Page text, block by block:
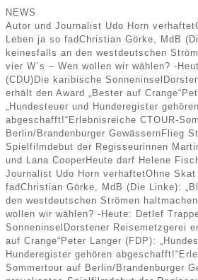
NEWS
Autor und Journalist Udo Horn verhaftet
Leben ja so fadChristian Görke, MdB
keinesfalls an den westdeutschen
vier W´s – Wen wollen wir wählen? -
(CDU) Die karibische Sonneninsel
erhält den Award „Bester auf Crange“
„Hundesteuer und Hunderegister gehören
abgeschafft!“ Erlebnisreiche CTOUR-
Berlin/Brandenburger Gewässern Flieg
Spielfilmdebut der Regisseurinnen
und Lana Cooper Heute darf Helene
Journalist Udo Horn verhaftetOhne
fadChristian Görke, MdB (Die Linke):
den westdeutschen Strömen
wollen wir wählen? -Heute: Detlef
Sonneninsel Dorstener Reisemetzgerei
auf Crange“ Peter Langer (FDP):
Hunderegister gehören abgeschafft!“
Sommertour auf Berlin/Brandenburger